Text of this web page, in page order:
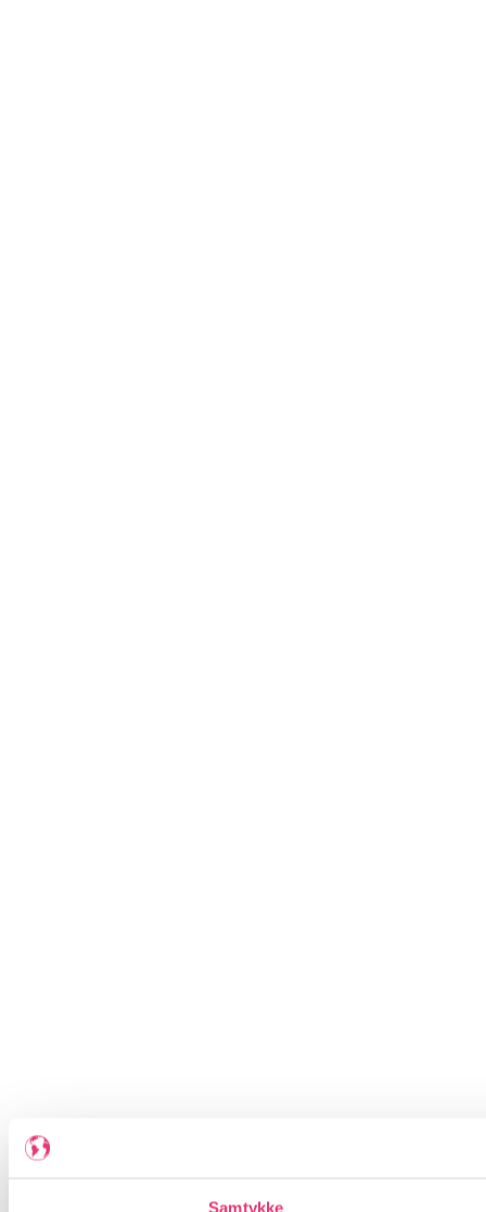
Samtykke